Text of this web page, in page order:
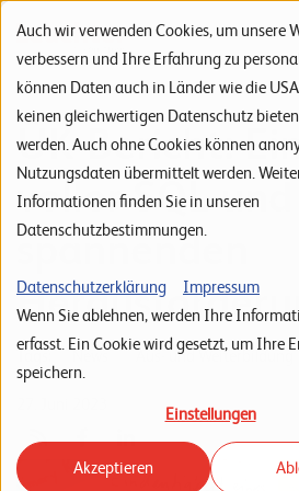
Auch wir verwenden Cookies, um unsere
verbessern und Ihre Erfahrung zu
können Daten auch in Länder wie die
keinen gleichwertigen Datenschutz
werden. Auch ohne Cookies können
Nutzungsdaten übermittelt werden.
Informationen finden Sie in unseren
Datenschutzbestimmungen.
Datenschutzerklärung
Impressum
Wenn Sie ablehnen, werden Ihre
erfasst. Ein Cookie wird gesetzt, um Ihre
speichern.
Einstellungen
Akzeptieren
Zur Navigation
Zur Suche
Zum Inhalt
S
t
a
e
i
P
ÜK-Bericht:
voller SQL und
spannenden
Tags: News
Aus- und Weiterbildung
Valérie Lindegger